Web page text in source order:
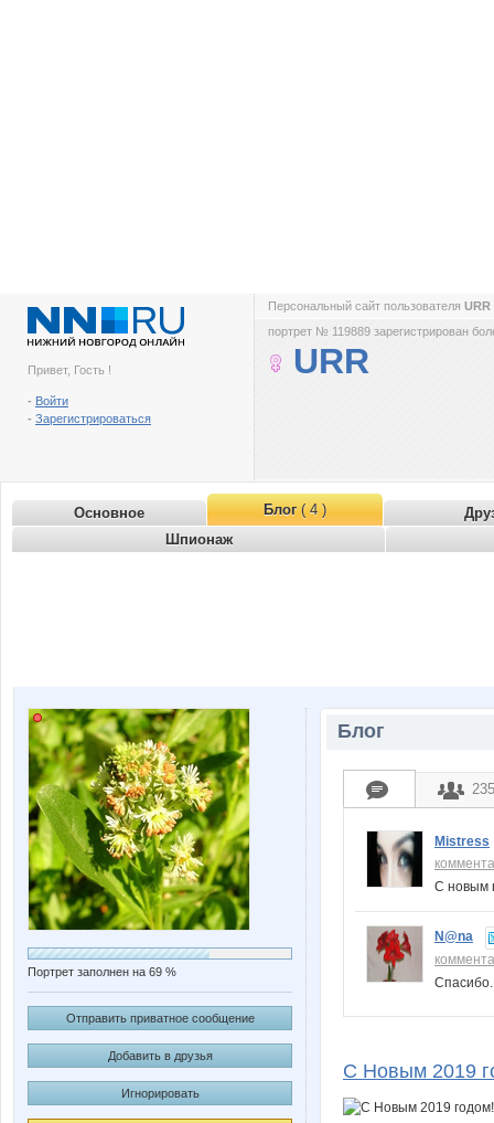
Привет, Гость !
- Войти
- Зарегистрироваться
Персональный сайт пользователя URR
портрет № 119889 зарегистрирован
URR
Основное Блог( 4 )
Шпионаж
Портрет заполнен на 69 %
Отправить приватное сообщение
Добавить в друзья
Игнорировать
Блог
Mistress
С новым
N@na
С Новым 2019